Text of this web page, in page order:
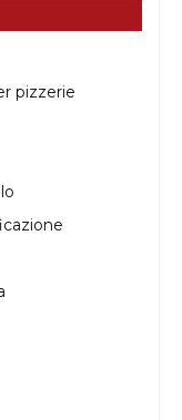
pizzerie